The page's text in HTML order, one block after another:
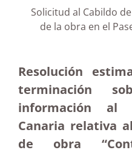
Solicitud al Cabildo
de la obra en el
Resolución
terminación
información al
Canaria relativa
de obra